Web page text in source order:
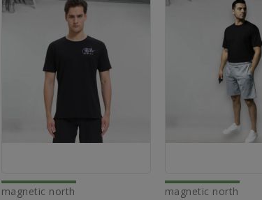
magnetic north
magnetic north